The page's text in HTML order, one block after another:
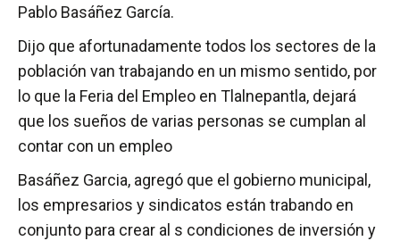
Pablo Basáñez García.
Dijo que afortunadamente todos los sectores de la
población van trabajando en un mismo sentido, por
lo que la Feria del Empleo en Tlalnepantla, dejará
que los sueños de varias personas se cumplan al
contar con un empleo
Basáñez Garcia, agregó que el gobierno municipal,
los empresarios y sindicatos están trabando en
conjunto para crear al s condiciones de inversión y